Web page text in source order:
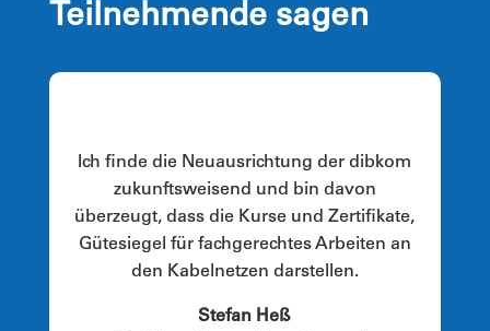
Teilnehmende sagen
Ich finde die Neuausrichtung der dibkom
zukunftsweisend und bin davon
überzeugt, dass die Kurse und Zertifikate,
Gütesiegel für fachgerechtes Arbeiten an
den Kabelnetzen darstellen.
Stefan Heß